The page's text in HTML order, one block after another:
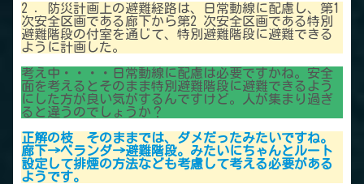
2 ．防災計画上の避難経路は、日常動線に配慮し、第1
次安全区画である廊下から第2 次安全区画である特別
避難階段の付室を通じて、特別避難階段に避難できる
ように計画した。
考え中・・・・日常動線に配慮は必要ですかね。安全
面を考えるとそのまま特別避難階段に避難できるよう
にした方が良い気がするんですけど。人が集まり過ぎ
ると違うのでしょうか？
正解の枝 そのままでは、ダメだったみたいですね。
廊下→ベランダ→避難階段。みたいにちゃんとルート
設定して排煙の方法なども考慮して考える必要がある
ようです。